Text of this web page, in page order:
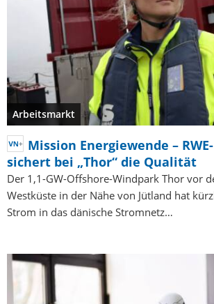
Arbeitsmarkt
Mission Energiewende –
sichert bei „Thor“ die Qualität
Der 1,1-GW-Offshore-Windpark Thor vor
Westküste in der Nähe von Jütland hat
Strom in das dänische Stromnetz…